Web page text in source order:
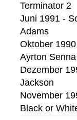
Terminator 2
Juni 1991 -
Adams
Oktober
Ayrton Senna
Dezember
Jackson
November
Black or